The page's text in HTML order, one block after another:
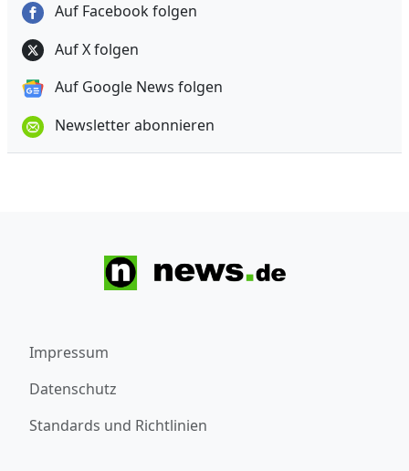
Auf Facebook folgen
Auf X folgen
Auf Google News folgen
Newsletter abonnieren
Impressum
Datenschutz
Standards und Richtlinien